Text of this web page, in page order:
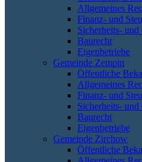
Allgemeines
Finanz- und
Sicherheits-
Baurecht
Eigenbetriebe
Gemeinde Zempin
Öffentliche
Allgemeines
Finanz- und
Sicherheits-
Baurecht
Eigenbetriebe
Gemeinde Zirchow
Öffentliche